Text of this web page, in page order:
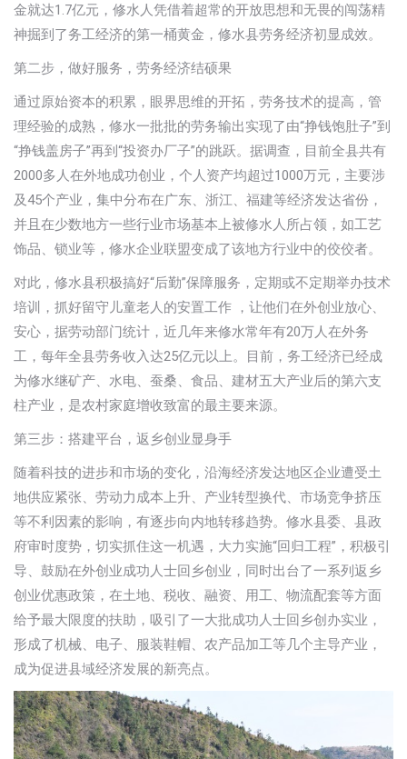
金就达1.7亿元，修水人凭借着超常的开放思想和无畏的闯荡精
神掘到了务工经济的第一桶黄金，修水县劳务经济初显成效。
第二步，做好服务，劳务经济结硕果
通过原始资本的积累，眼界思维的开拓，劳务技术的提高，管
理经验的成熟，修水一批批的劳务输出实现了由“挣钱饱肚子”到
“挣钱盖房子”再到“投资办厂子”的跳跃。据调查，目前全县共有
2000多人在外地成功创业，个人资产均超过1000万元，主要涉
及45个产业，集中分布在广东、浙江、福建等经济发达省份，
并且在少数地方一些行业市场基本上被修水人所占领，如工艺
饰品、锁业等，修水企业联盟变成了该地方行业中的佼佼者。
对此，修水县积极搞好“后勤”保障服务，定期或不定期举办技术
培训，抓好留守儿童老人的安置工作 ，让他们在外创业放心、
安心，据劳动部门统计，近几年来修水常年有20万人在外务
工，每年全县劳务收入达25亿元以上。目前，务工经济已经成
为修水继矿产、水电、蚕桑、食品、建材五大产业后的第六支
柱产业，是农村家庭增收致富的最主要来源。
第三步：搭建平台，返乡创业显身手
随着科技的进步和市场的变化，沿海经济发达地区企业遭受土
地供应紧张、劳动力成本上升、产业转型换代、市场竞争挤压
等不利因素的影响，有逐步向内地转移趋势。修水县委、县政
府审时度势，切实抓住这一机遇，大力实施“回归工程”，积极引
导、鼓励在外创业成功人士回乡创业，同时出台了一系列返乡
创业优惠政策，在土地、税收、融资、用工、物流配套等方面
给予最大限度的扶助，吸引了一大批成功人士回乡创办实业，
形成了机械、电子、服装鞋帽、农产品加工等几个主导产业，
成为促进县域经济发展的新亮点。